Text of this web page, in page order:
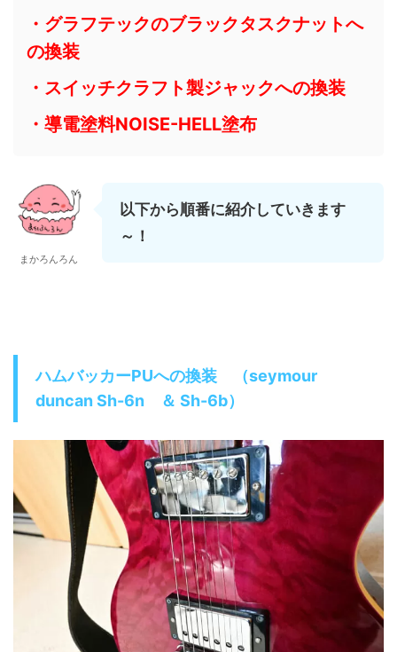
・グラフテックのブラックタスクナットへ
の換装
・スイッチクラフト製ジャックへの換装
・導電塗料NOISE-HELL塗布
まかろんろん
以下から順番に紹介していきます
～！
ハムバッカーPUへの換装 （seymour
duncan Sh-6n ＆ Sh-6b）